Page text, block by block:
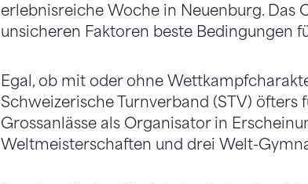
erlebnisreiche Woche in Neuenburg. Das
unsicheren Faktoren beste Bedingungen
Egal, ob mit oder ohne
Schweizerische Turnverband (STV)
Grossanlässe als Organisator in
Weltmeisterschaften und drei Welt-